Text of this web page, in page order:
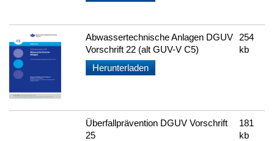
Abwassertechnische Anlagen DGUV
Vorschrift 22 (alt GUV-V C5)
Herunterladen
254
kb
Überfallprävention DGUV Vorschrift
25
181
kb